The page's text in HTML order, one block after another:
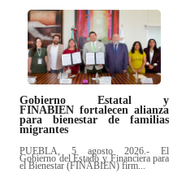
Gobierno Estatal y
FINABIEN fortalecen alianza
para bienestar de familias
migrantes
PUEBLA, 5 agosto 2026.- El
Gobierno del Estado y Financiera para
el Bienestar (FINABIEN) firm...